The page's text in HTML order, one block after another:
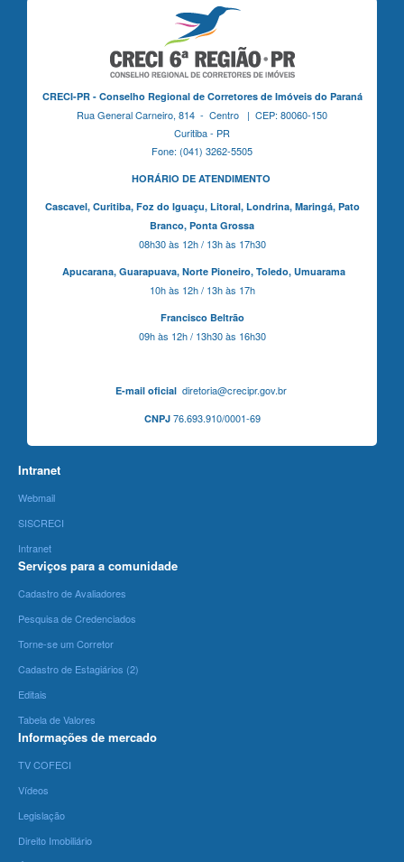
CRECI-PR - Conselho Regional de Corretores de Imóveis do Paraná
Rua General Carneiro, 814 - Centro | CEP: 80060-150
Curitiba - PR
Fone: (041) 3262-5505
HORÁRIO DE ATENDIMENTO
Cascavel, Curitiba,Foz do Iguaçu, Litoral, Londrina, Maringá, Pato
Branco, Ponta Grossa
08h30 às 12h / 13h às 17h30
Apucarana, Guarapuava, Norte Pioneiro, Toledo, Umuarama
10h às 12h / 13h às 17h
Francisco Beltrão
09h às 12h / 13h30 às 16h30
E-mail oficialdiretoria@crecipr.gov.br
CNPJ76.693.910/0001-69
Intranet
Webmail
SISCRECI
Intranet
Serviços para a comunidade
Cadastro de Avaliadores
Pesquisa de Credenciados
Torne-se um Corretor
Cadastro de Estagiários (2)
Editais
Tabela de Valores
Informações de mercado
TV COFECI
Vídeos
Legislação
Direito Imobiliário